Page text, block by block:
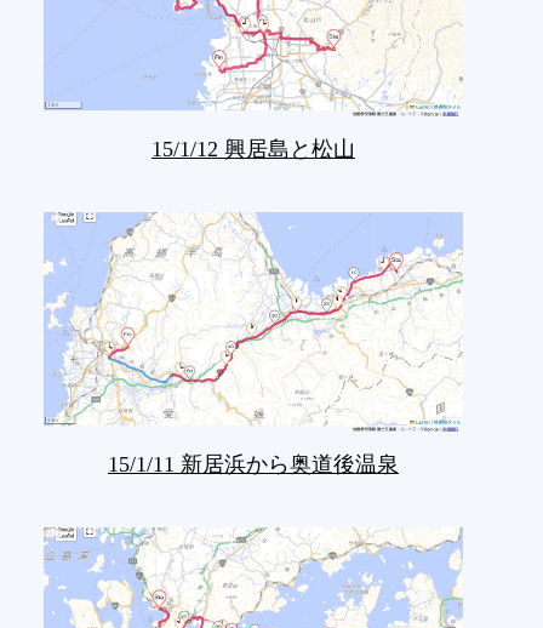
15/1/12 興居島と松山
15/1/11 新居浜から奥道後温泉